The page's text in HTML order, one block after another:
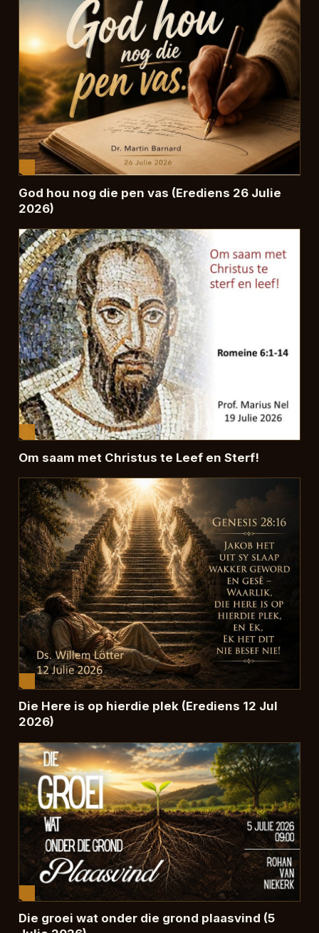
God hou nog die pen vas (Erediens 26 Julie
2026)
Om saam met Christus te Leef en Sterf!
Die Here is op hierdie plek (Erediens 12 Jul
2026)
Die groei wat onder die grond plaasvind (5